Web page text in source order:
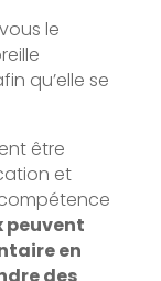
le
qu’elle se
être
et
peuvent
en
des